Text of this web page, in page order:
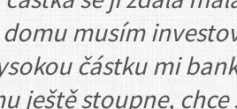
musím
částku mi
ještě stoupne,